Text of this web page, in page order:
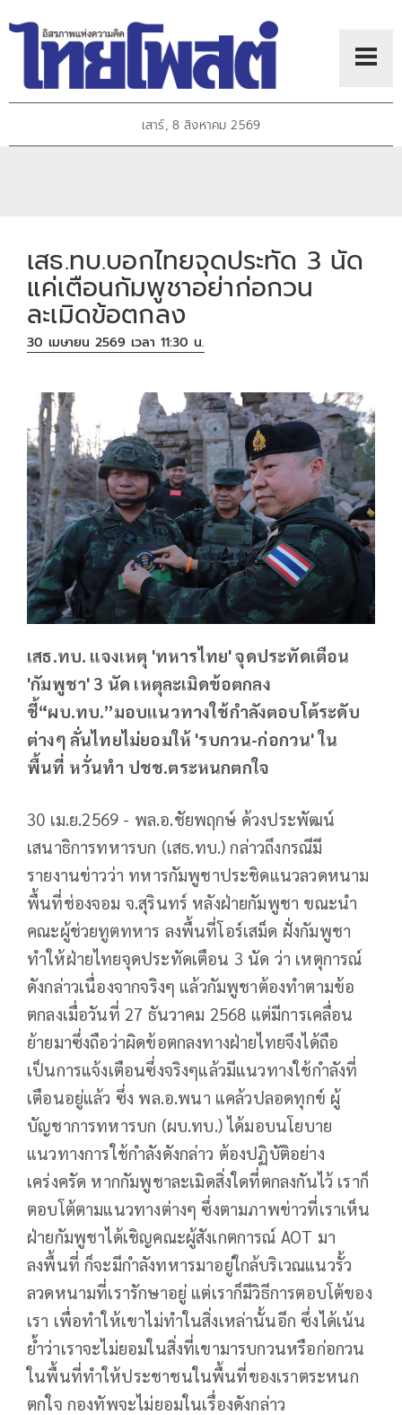
เสาร์, 8 สิงหาคม 2569
เสธ.ทบ.บอกไทยจุดประทัด 3 นัด
แค่เตือนกัมพูชาอย่าก่อกวน
ละเมิดข้อตกลง
30 เมษายน 2569 เวลา 11:30 น.
เสธ.ทบ. แจงเหตุ 'ทหารไทย' จุดประทัดเตือน
'กัมพูชา' 3 นัด เหตุละเมิดข้อตกลง
ชี้“ผบ.ทบ.”มอบแนวทางใช้กำลังตอบโต้ระดับ
ต่างๆ ลั่นไทยไม่ยอมให้ 'รบกวน-ก่อกวน' ใน
พื้นที่ หวั่นทำ ปชช.ตระหนกตกใจ
30 เม.ย.2569 - พล.อ.ชัยพฤกษ์ ด้วงประพัฒน์
เสนาธิการทหารบก (เสธ.ทบ.) กล่าวถึงกรณีมี
รายงานข่าวว่า ทหารกัมพูชาประชิดแนวลวดหนาม
พื้นที่ช่องจอม จ.สุรินทร์ หลังฝ่ายกัมพูชา ขณะนำ
คณะผู้ช่วยทูตทหาร ลงพื้นที่โอร์เสม็ด ฝั่งกัมพูชา
ทำให้ฝ่ายไทยจุดประทัดเตือน 3 นัด ว่า เหตุการณ์
ดังกล่าวเนื่องจากจริงๆ แล้วกัมพูชาต้องทำตามข้อ
ตกลงเมื่อวันที่ 27 ธันวาคม 2568 แต่มีการเคลื่อน
ย้ายมาซึ่งถือว่าผิดข้อตกลงทางฝ่ายไทยจึงได้ถือ
เป็นการแจ้งเตือนซึ่งจริงๆแล้วมีแนวทางใช้กำลังที่
เตือนอยู่แล้ว ซึ่ง พล.อ.พนา แคล้วปลอดทุกข์ ผู้
บัญชาการทหารบก (ผบ.ทบ.) ได้มอบนโยบาย
แนวทางการใช้กำลังดังกล่าว ต้องปฏิบัติอย่าง
เคร่งครัด หากกัมพูชาละเมิดสิ่งใดที่ตกลงกันไว้ เราก็
ตอบโต้ตามแนวทางต่างๆ ซึ่งตามภาพข่าวที่เราเห็น
ฝ่ายกัมพูชาได้เชิญคณะผู้สังเกตการณ์ AOT มา
ลงพื้นที่ ก็จะมีกำลังทหารมาอยู่ใกล้บริเวณแนวรั้ว
ลวดหนามที่เรารักษาอยู่ แต่เราก็มีวิธีการตอบโต้ของ
เรา เพื่อทำให้เขาไม่ทำในสิ่งเหล่านั้นอีก ซึ่งได้เน้น
ย้ำว่าเราจะไม่ยอมในสิ่งที่เขามารบกวนหรือก่อกวน
ในพื้นที่ทำให้ประชาชนในพื้นที่ของเราตระหนก
ตกใจ กองทัพจะไม่ยอมในเรื่องดังกล่าว